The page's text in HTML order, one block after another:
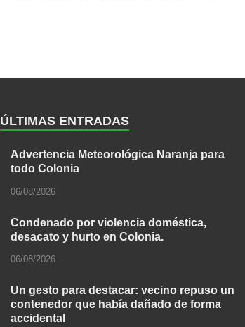
ÚLTIMAS ENTRADAS
Advertencia Meteorológica Naranja para
todo Colonia
06/08/2026
Condenado por violencia doméstica,
desacato y hurto en Colonia.
06/08/2026
Un gesto para destacar: vecino repuso un
contenedor que había dañado de forma
accidental